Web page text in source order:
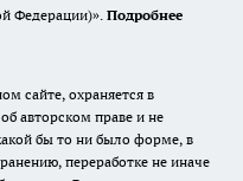
Федерации)». Подробнее
сайте, охраняется в
авторском праве и не
бы то ни было форме, в
переработке не иначе